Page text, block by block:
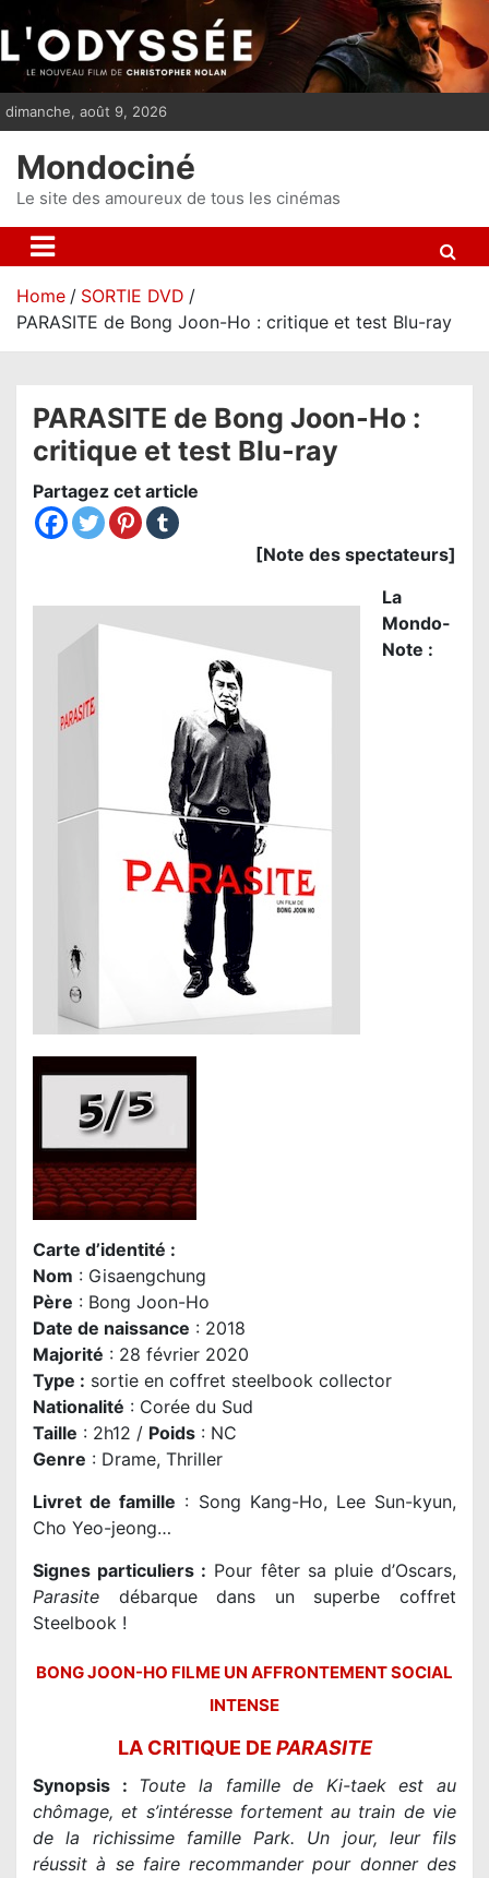
i
p
t
n
dimanche, août 9, 2026
Mondociné
Le site des amoureux de tous les cinémas
Home
SORTIE DVD
PARASITE de Bong Joon-Ho : critique et test Blu-ray
PARASITE de Bong Joon-Ho :
critique et test Blu-ray
Partagez cet article
[Note des spectateurs]
La
Mondo-
Note :
Carte d’identité :
Nom : Gisaengchung
Père : Bong Joon-Ho
Date de naissance : 2018
Majorité : 28 février 2020
Type : sortie en coffret steelbook collector
Nationalité : Corée du Sud
Taille : 2h12 / Poids : NC
Genre : Drame, Thriller
Livret de famille : Song Kang-Ho, Lee Sun-kyun,
Cho Yeo-jeong…
Signes particuliers : Pour fêter sa pluie d’Oscars,
Parasite débarque dans un superbe coffret
Steelbook !
BONG JOON-HO FILME UN AFFRONTEMENT SOCIAL
INTENSE
LA CRITIQUE DE PARASITE
Synopsis : Toute la famille de Ki-taek est au
chômage, et s’intéresse fortement au train de vie
de la richissime famille Park. Un jour, leur fils
réussit à se faire recommander pour donner des